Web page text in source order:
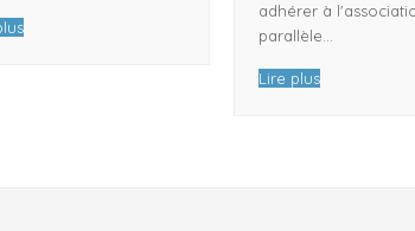
adhérer à
parallèle…
Lire plus